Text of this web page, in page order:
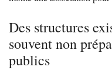
Des structures
souvent non
publics